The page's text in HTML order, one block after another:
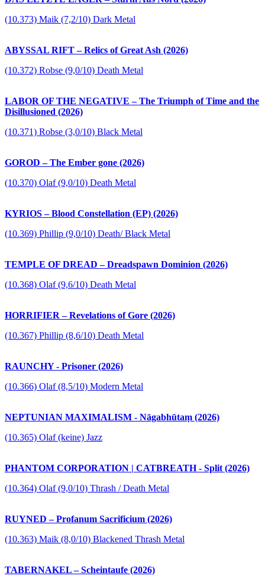
(10.373) Maik (7,2/10) Dark Metal
ABYSSAL RIFT – Relics of Great Ash (2026)
(10.372) Robse (9,0/10) Death Metal
LABOR OF THE NEGATIVE – The Triumph of Time and the
Disillusioned (2026)
(10.371) Robse (3,0/10) Black Metal
GOROD – The Ember gone (2026)
(10.370) Olaf (9,0/10) Death Metal
KYRIOS – Blood Constellation (EP) (2026)
(10.369) Phillip (9,0/10) Death/ Black Metal
TEMPLE OF DREAD – Dreadspawn Dominion (2026)
(10.368) Olaf (9,6/10) Death Metal
HORRIFIER – Revelations of Gore (2026)
(10.367) Phillip (8,6/10) Death Metal
RAUNCHY - Prisoner (2026)
(10.366) Olaf (8,5/10) Modern Metal
NEPTUNIAN MAXIMALISM - Nāgabhūtaṃ (2026)
(10.365) Olaf (keine) Jazz
PHANTOM CORPORATION | CATBREATH - Split (2026)
(10.364) Olaf (9,0/10) Thrash / Death Metal
RUYNED – Profanum Sacrificium (2026)
(10.363) Maik (8,0/10) Blackened Thrash Metal
TABERNAKEL – Scheintaufe (2026)